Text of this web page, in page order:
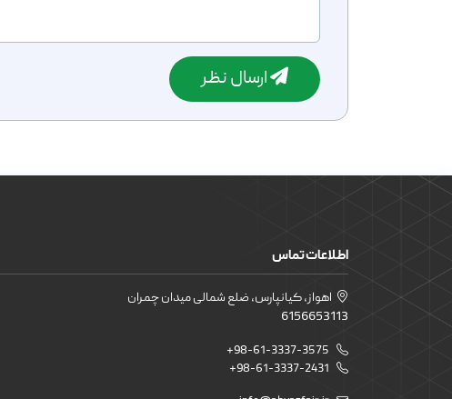
ارسال نظر
اطلاعات تماس
اهواز، کیانپارس، ضلع شمالی میدان چمران
6156653113
+98-61-3337-3575
+98-61-3337-2431